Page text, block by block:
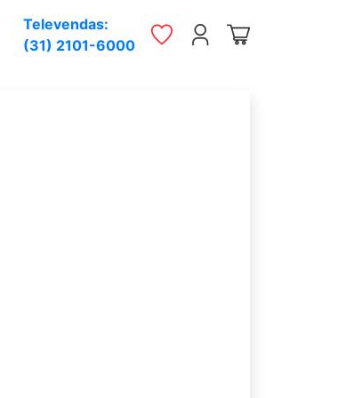
Televendas:
(31) 2101-6000